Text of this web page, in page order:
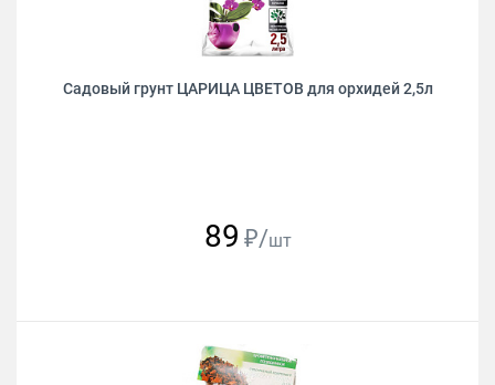
Садовый грунт ЦАРИЦА ЦВЕТОВ для орхидей 2,5л
89 ₽/шт